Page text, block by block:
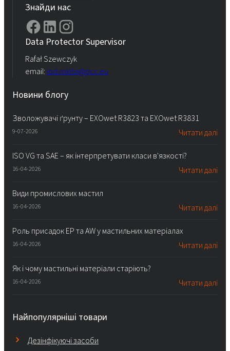
Знайди нас
Data Protector Supervisor
Rafał Szewczyk
email: iod.rokita@pcc.eu
Новини блогу
Зволожувачі ґрунту – EXOwet R3823 та EXOwet R3831
9-07-2026 Читати далі
ISO VG та SAE – як інтерпретувати класи в'язкості?
16-04-2026 Читати далі
Види промислових мастил
16-04-2026 Читати далі
Роль присадок EP та AW у мастильних матеріалах
16-04-2026 Читати далі
Як і чому мастильні матеріали старіють?
16-04-2026 Читати далі
Найпопулярніші товари
Дезінфікуючі засоби